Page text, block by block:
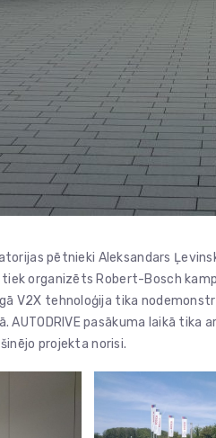
pētnieki Aleksandars
organizēts Robert-Bosch
V2X tehnoloģija tika
AUTODRIVE pasākuma laikā
projekta norisi.